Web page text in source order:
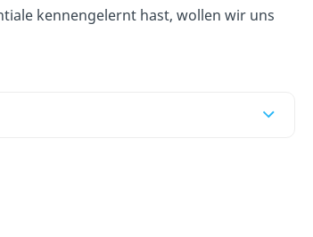
kennengelernt hast, wollen wir uns